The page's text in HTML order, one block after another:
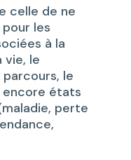
celle de ne
les
à la
vie, le
le
encore états
perte